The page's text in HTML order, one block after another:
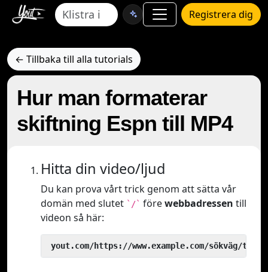
Registrera dig
← Tillbaka till alla tutorials
Hur man formaterar
skiftning Espn till MP4
Hitta din video/ljud
Du kan prova vårt trick genom att sätta vår
domän med slutet `/` förewebbadressen till
videon så här:
yout.com/https://www.example.com/sökväg/till/